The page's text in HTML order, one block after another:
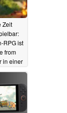
Zeit
RPG ist
from
in einer
16.05.2025